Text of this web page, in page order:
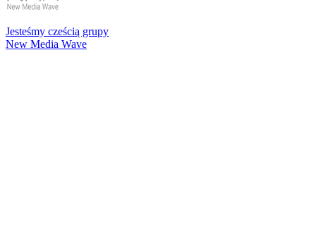
Jesteśmy cześcią grupy
New Media Wave